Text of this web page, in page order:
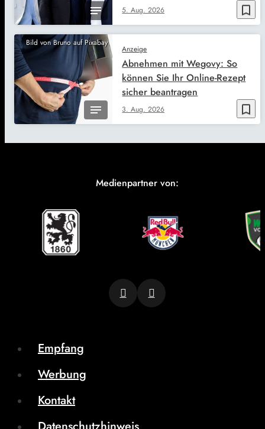
bookmark_border
5. Aug. 2026
Bild von Bruno auf Pixabay
bookmark_border
Anzeige
3. Aug. 2026
Abnehmen mit Wegovy: So
können Sie Ihr Online-Rezept
sicher beantragen
Medienpartner von:
Empfang
Werbung
Kontakt